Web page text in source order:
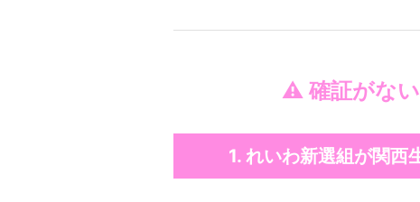
⚠️ 確証がな
1. れいわ新選組が関西